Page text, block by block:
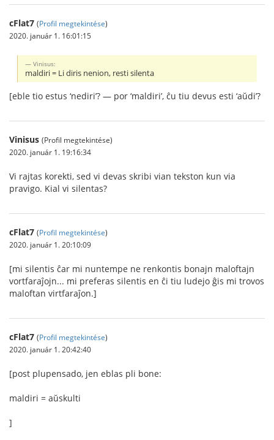
cFlat7 (Profil megtekintése)
2020. január 1. 16:01:15
Vinisus:
maldiri = Li diris nenion, resti silenta
[eble tio estus ‘nediri’? — por ‘maldiri’, ĉu tiu devus esti ‘aŭdi’?
Vinisus (Profil megtekintése)
2020. január 1. 19:16:34
Vi rajtas korekti, sed vi devas skribi vian tekston kun via
pravigo. Kial vi silentas?
cFlat7 (Profil megtekintése)
2020. január 1. 20:10:09
[mi silentis ĉar mi nuntempe ne renkontis bonajn maloftajn
vortfaraĵojn... mi preferas silentis en ĉi tiu ludejo ĝis mi trovos
maloftan virtfaraĵon.]
cFlat7 (Profil megtekintése)
2020. január 1. 20:42:40
[post plupensado, jen eblas pli bone:
maldiri = aŭskulti
]